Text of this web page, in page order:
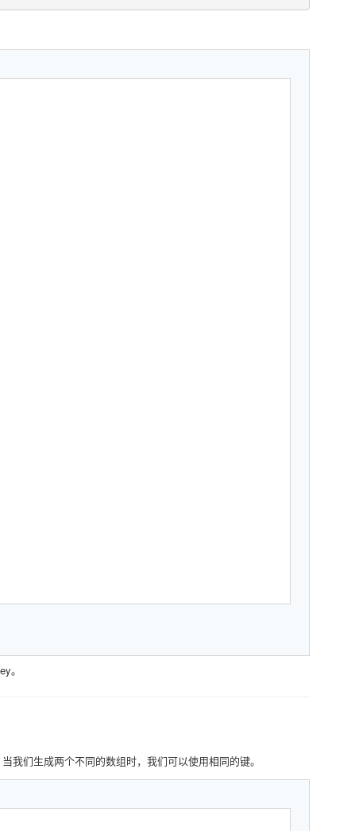
。
们生成两个不同的数组时，我们可以使用相同的键。